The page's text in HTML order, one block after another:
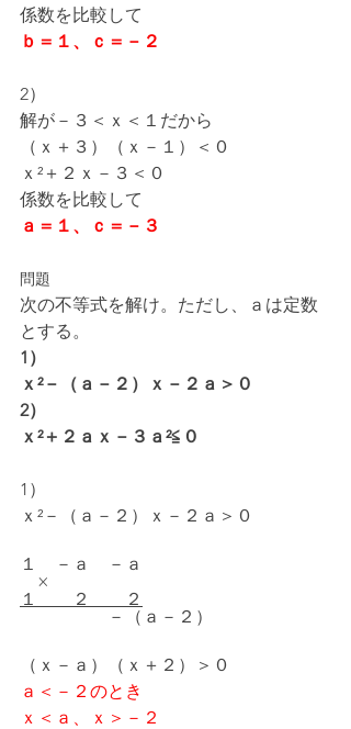
係数を比較して
ｂ＝１、ｃ＝－２
2）
解が－３＜ｘ＜１だから
（ｘ＋３）（ｘ－１）＜０
ｘ²＋２ｘ－３＜０
係数を比較して
ａ＝１、ｃ＝－３
問題
次の不等式を解け。ただし、ａは定数
とする。
1）
ｘ²－（ａ－２）ｘ－２ａ＞０
2）
ｘ²＋２ａｘ－３ａ²≦０
1）
ｘ²－（ａ－２）ｘ－２ａ＞０
１　－ａ　－ａ
×
１　　２　　２
－（ａ－２）
（ｘ－ａ）（ｘ＋２）＞０
ａ＜－２のとき
ｘ＜ａ、ｘ＞－２